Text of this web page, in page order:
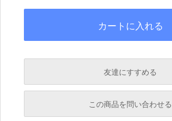
友達にすすめる
必須
この商品を問い合わせる